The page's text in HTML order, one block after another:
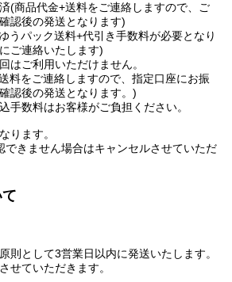
(商品代金+送料をご連絡しますので、ご
認後の発送となります)
うパック送料+代引き手数料が必要となり
ご連絡いたします)
はご利用いただけません。
料をご連絡しますので、指定口座にお振
認後の発送となります。)
手数料はお客様がご負担ください。
ります。
できません場合はキャンセルさせていただ
則として3営業日以内に発送いたします。
せていただきます。